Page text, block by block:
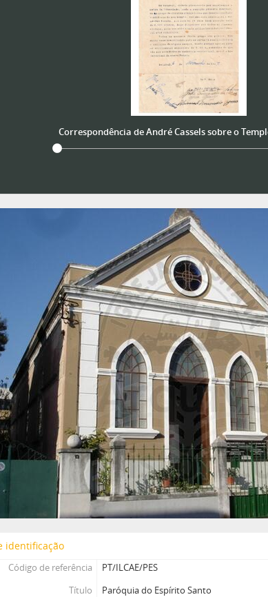
Correspondência de André Cassels sobre o
identificação
Código de referência
PT/ILCAE/PES
Título
Paróquia do Espírito Santo